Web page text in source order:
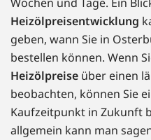
Heizölpreisentwicklung
geben, wann Sie in
bestellen können. Wenn
Heizölpreise über einen
beobachten, können Sie
Kaufzeitpunkt in Zukunft
allgemein kann man